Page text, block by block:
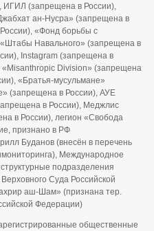
(запрещена в России),
ан-Нусра» (запрещена в
«Фонд борьбы с
Навального» (запрещена в
Instagram (запрещена в
Division» (запрещена
«Братья-мусульмане»
(запрещена в России), АУЕ
в России), Меджлис
в России), легион «Свобода
признано в РФ
Буданов (внесён в перечень
Международное
подразделения
Суда Российской
аш-Шам» (признана тер.
Федерации)
общественные